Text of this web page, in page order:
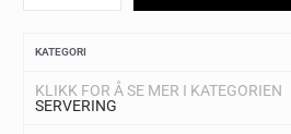
KATEGORI
KLIKK FOR Å SE MER I KATEGORIEN
SERVERING